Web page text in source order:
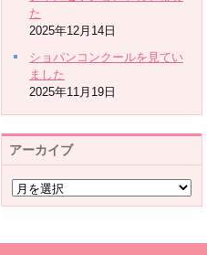
た
2025年12月14日
ショパンコンクールを見てい
ました
2025年11月19日
アーカイブ